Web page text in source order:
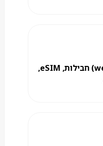
WeCom וויקום (לשעבר we4G) חבילות, eSIM,